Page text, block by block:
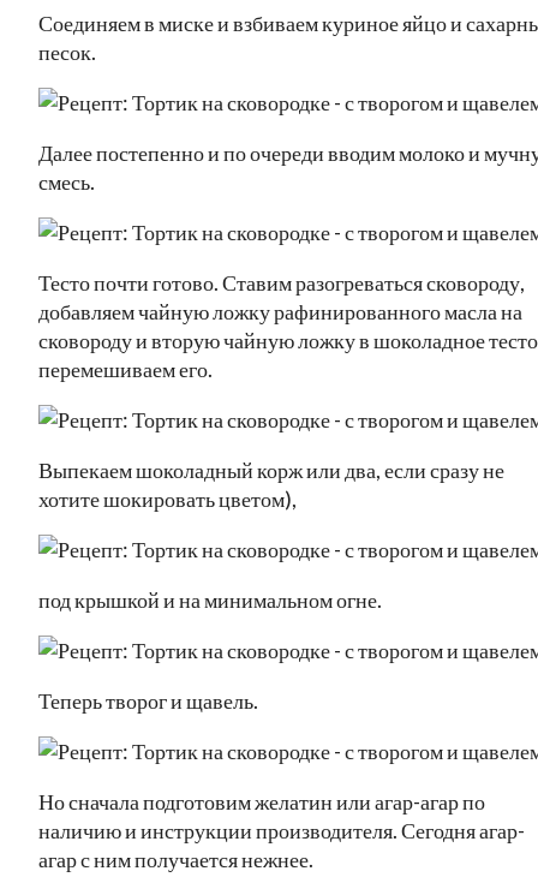
Соединяем в миске и взбиваем куриное яйцо и
песок.
Далее постепенно и по очереди вводим молоко и
смесь.
Тесто почти готово. Ставим разогреваться сковороду,
добавляем чайную ложку рафинированного масла на
сковороду и вторую чайную ложку в шоколадное
перемешиваем его.
Выпекаем шоколадный корж или два, если сразу не
хотите шокировать цветом),
под крышкой и на минимальном огне.
Теперь творог и щавель.
Но сначала подготовим желатин или агар-агар по
наличию и инструкции производителя. Сегодня агар-
агар с ним получается нежнее.